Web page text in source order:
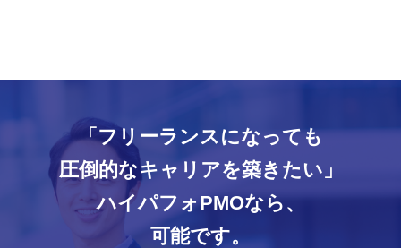
「フリーランスになっても
圧倒的なキャリアを築きたい」
ハイパフォPMOなら、
可能です。